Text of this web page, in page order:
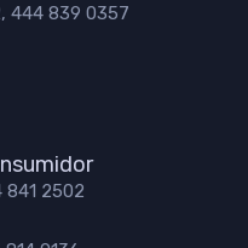
444 839 0357
841 2502